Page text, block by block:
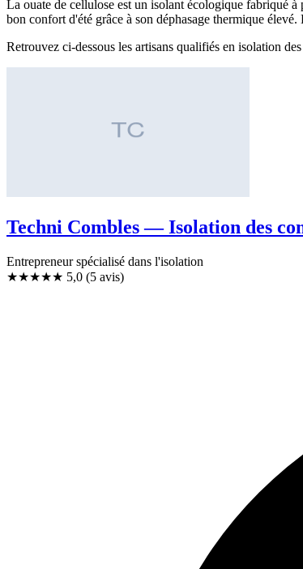
La ouate de cellulose est un isolant écologique fabriqué
bon confort d'été grâce à son déphasage thermique
Retrouvez ci-dessous les artisans qualifiés en isolation
Techni Combles — Isolation des
Entrepreneur spécialisé dans l'isolation
★★★★★ 5,0 (5 avis)